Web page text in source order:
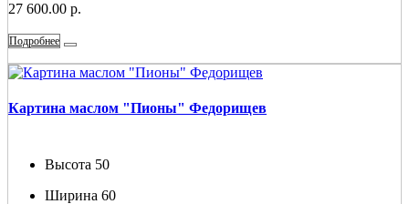
27 600.00 р.
Подробнее
Картина маслом "Пионы" Федорищев
Высота 50
Ширина 60